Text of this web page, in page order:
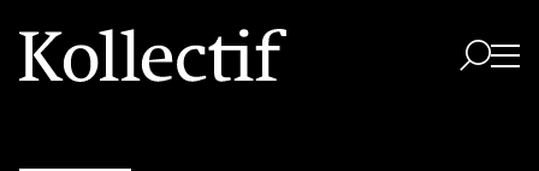
Aller à la page d'accueil
Logo Kollectif